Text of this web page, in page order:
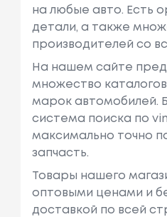
на любые авто. Есть
детали, а также
производителей со
На нашем сайте
множество
марок автомобилей.
система поиска по
максимально точно
запчасть.
Товары нашего
оптовыми ценами и
доставкой по всей